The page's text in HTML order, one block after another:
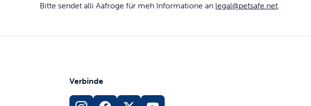
Bitte sendet alli Aafroge für meh Informatione an legal@petsafe.net.
Verbinde